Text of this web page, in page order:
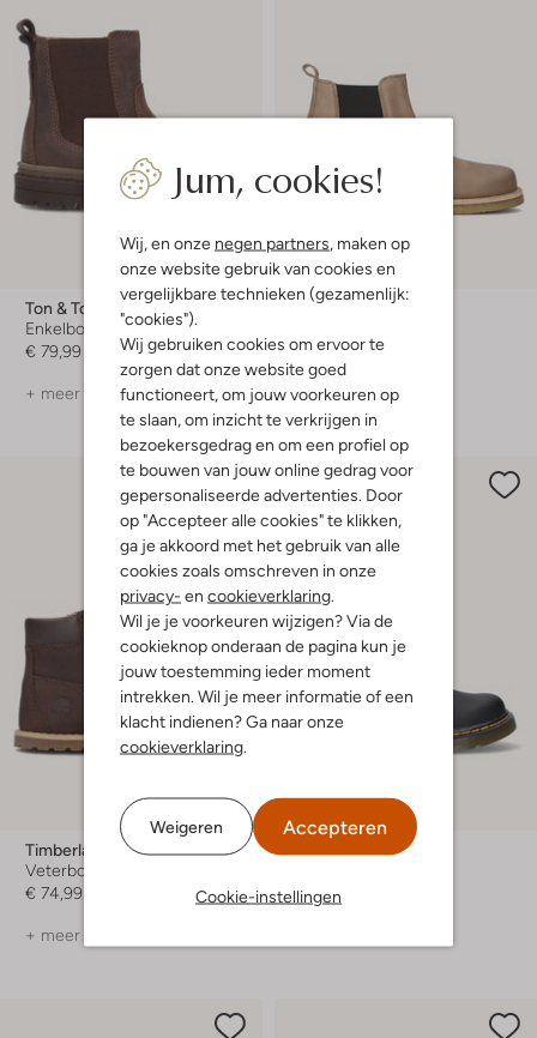
Jum, cookies!
Wij, en onze negen partners, maken op
onze website gebruik van cookies en
vergelijkbare technieken (gezamenlijk:
"cookies").
Wij gebruiken cookies om ervoor te
zorgen dat onze website goed
functioneert, om jouw voorkeuren op
te slaan, om inzicht te verkrijgen in
bezoekersgedrag en om een profiel op
te bouwen van jouw online gedrag voor
gepersonaliseerde advertenties. Door
op "Accepteer alle cookies" te klikken,
ga je akkoord met het gebruik van alle
cookies zoals omschreven in onze
privacy- en cookieverklaring.
Wil je je voorkeuren wijzigen? Via de
cookieknop onderaan de pagina kun je
jouw toestemming ieder moment
intrekken. Wil je meer informatie of een
klacht indienen? Ga naar onze
cookieverklaring.
Weigeren Accepteren
Cookie-instellingen
Ton & Ton
Enkelboots
€ 79,99
+ meer kleuren
-20%
Du Loua
Vanaf € 75,99
+ meer kleuren
Timberland
Veterboots
€ 74,99
+ meer kleuren
Dr Martens
Vanaf